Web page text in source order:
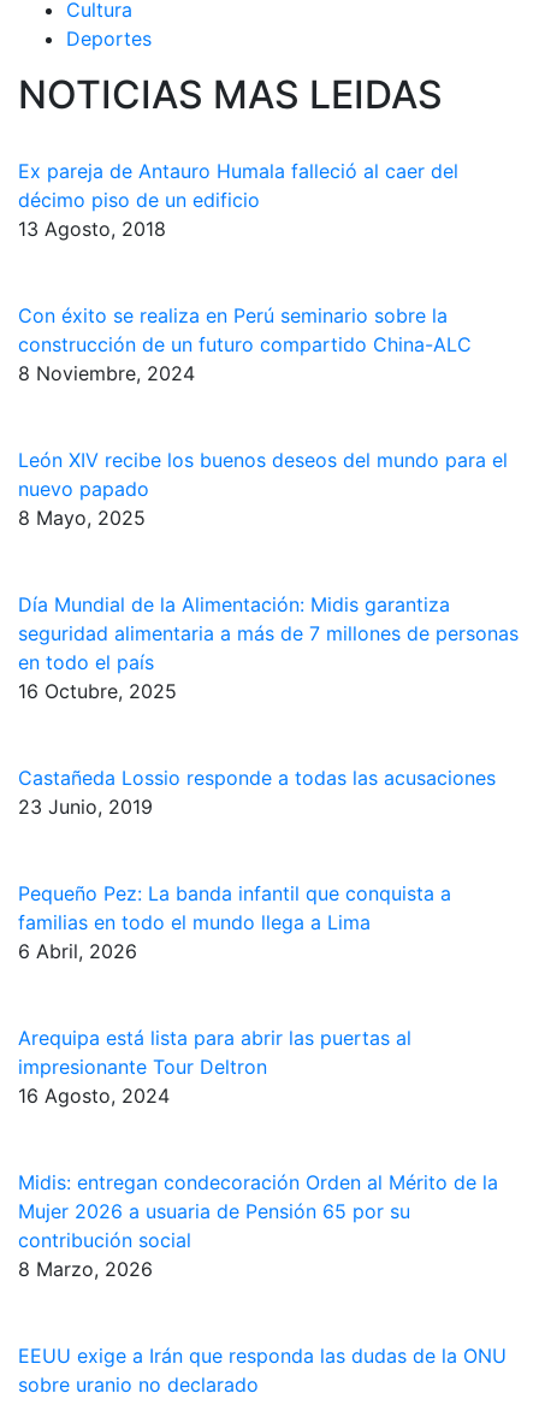
Cultura
Deportes
NOTICIAS MAS LEIDAS
Ex pareja de Antauro Humala falleció al caer del
décimo piso de un edificio
13 Agosto, 2018
Con éxito se realiza en Perú seminario sobre la
construcción de un futuro compartido China-ALC
8 Noviembre, 2024
León XIV recibe los buenos deseos del mundo para el
nuevo papado
8 Mayo, 2025
Día Mundial de la Alimentación: Midis garantiza
seguridad alimentaria a más de 7 millones de personas
en todo el país
16 Octubre, 2025
Castañeda Lossio responde a todas las acusaciones
23 Junio, 2019
Pequeño Pez: La banda infantil que conquista a
familias en todo el mundo llega a Lima
6 Abril, 2026
Arequipa está lista para abrir las puertas al
impresionante Tour Deltron
16 Agosto, 2024
Midis: entregan condecoración Orden al Mérito de la
Mujer 2026 a usuaria de Pensión 65 por su
contribución social
8 Marzo, 2026
EEUU exige a Irán que responda las dudas de la ONU
sobre uranio no declarado